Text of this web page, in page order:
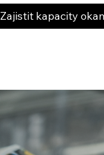
Zajistit kapacity